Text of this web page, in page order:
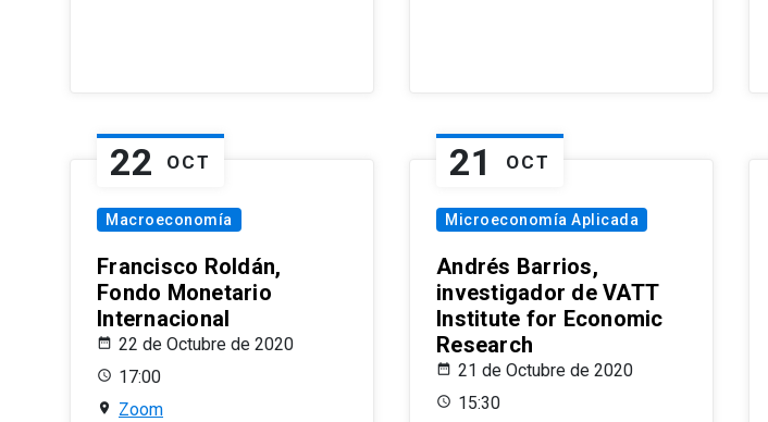
22 OCT
Macroeconomía
Francisco Roldán,
Fondo Monetario
Internacional
22 de Octubre de 2020
17:00
Zoom
21 OCT
Microeconomía Aplicada
Andrés Barrios,
investigador de VATT
Institute for Economic
Research
21 de Octubre de 2020
15:30